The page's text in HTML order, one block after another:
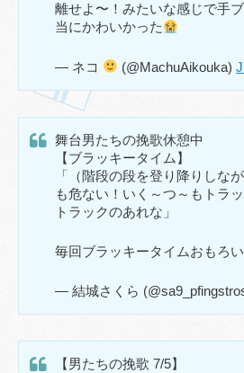
離せよ〜！みたいな感じで手
当にかわいかった
— ネコ (@MachuAikouka)
舞台男たちの挽歌休憩中
【ブラッキータイム】
「（階段の段を登り降りしな
も危ない！いく～つ～もトラ
トラックのあれな」
毎回ブラッキータイムおもろい
— 結城さくら
【男たちの挽歌 7/5】